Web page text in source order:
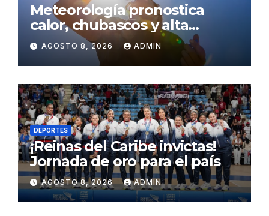
Meteorología pronostica
calor, chubascos y alta
concentración de polvo del
Sahara para este sábado
AGOSTO 8, 2026 ADMIN
DEPORTES
¡Reinas del Caribe invictas!
Jornada de oro para el país
AGOSTO 8, 2026 ADMIN